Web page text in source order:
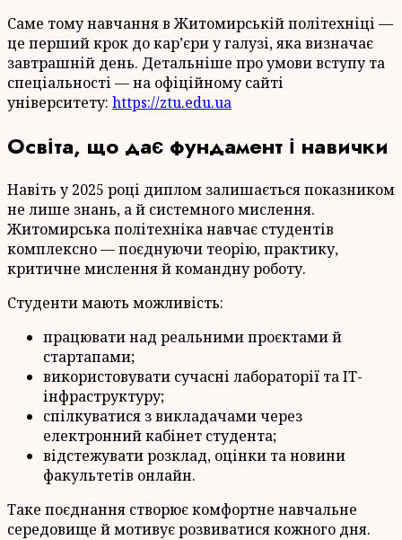
Саме тому навчання в Житомирській політехніці —
це перший крок до кар’єри у галузі, яка визначає
завтрашній день. Детальніше про умови вступу та
спеціальності — на офіційному сайті
університету: https://ztu.edu.ua
Освіта, що дає фундамент і навички
Навіть у 2025 році диплом залишається показником
не лише знань, а й системного мислення.
Житомирська політехніка навчає студентів
комплексно — поєднуючи теорію, практику,
критичне мислення й командну роботу.
Студенти мають можливість:
працювати над реальними проєктами й
стартапами;
використовувати сучасні лабораторії та IT-
інфраструктуру;
спілкуватися з викладачами через
електронний кабінет студента;
відстежувати розклад, оцінки та новини
факультетів онлайн.
Таке поєднання створює комфортне навчальне
середовище й мотивує розвиватися кожного дня.